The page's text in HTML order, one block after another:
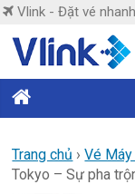
Skip
content
Vlink - Đặt vé
Vlink
nhanh,
đồng
Trang chủ ›Vé
Tokyo – Sự pha